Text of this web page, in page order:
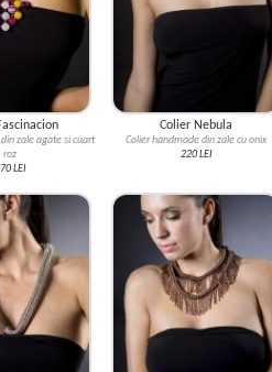
zale agate si cuart
roz
LEI
Colier Nebula
Colier handmade din zale cu onix
220 LEI